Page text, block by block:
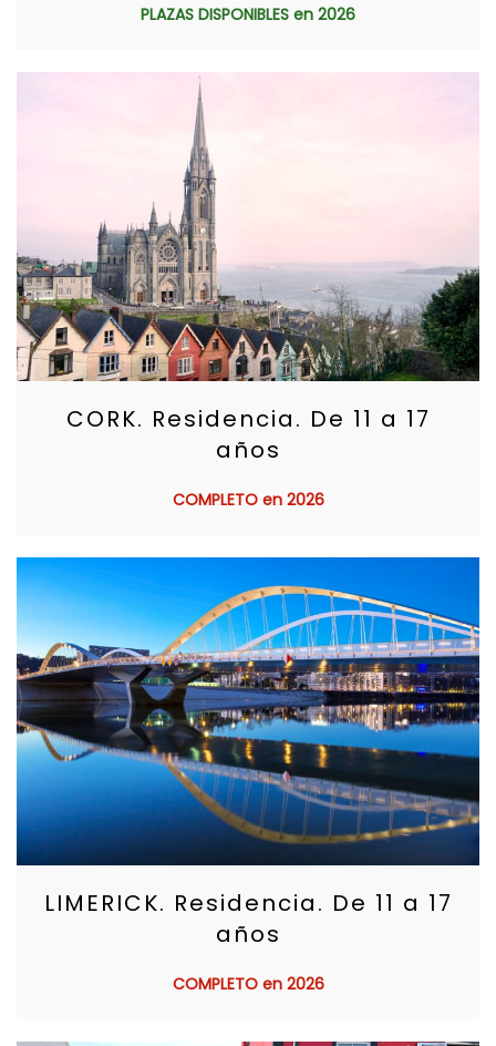
PLAZAS DISPONIBLES en 2026
CORK. Residencia. De 11 a 17
años
COMPLETO en 2026
LIMERICK. Residencia. De 11 a 17
años
COMPLETO en 2026